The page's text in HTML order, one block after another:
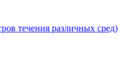
течения различных сред)